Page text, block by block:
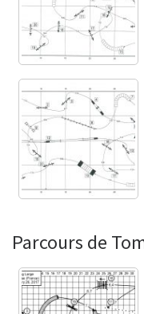
Parcours de